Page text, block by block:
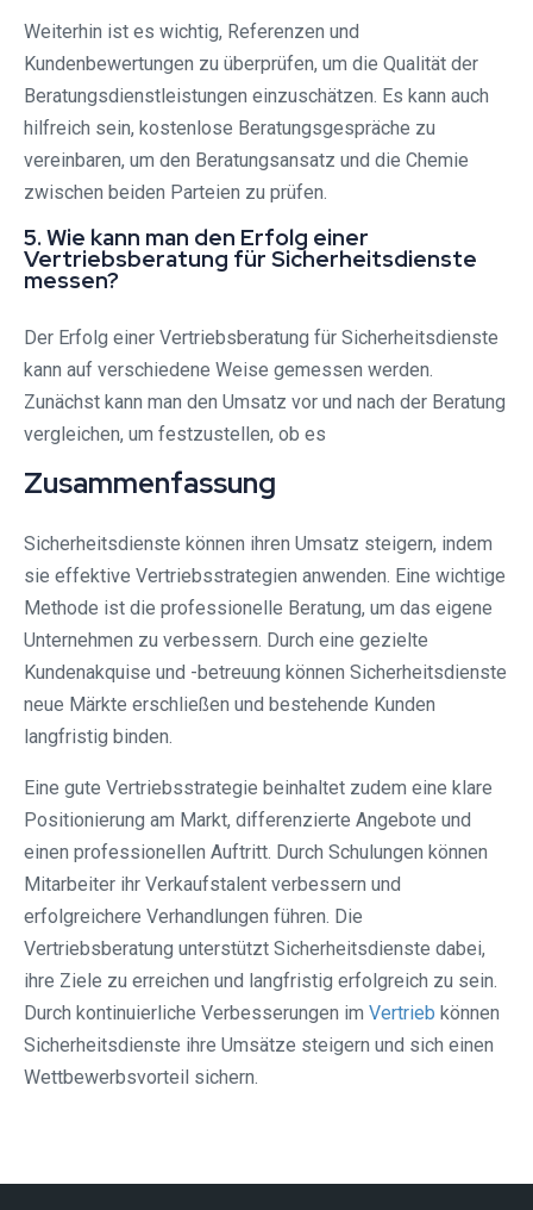
Weiterhin ist es wichtig, Referenzen und
Kundenbewertungen zu überprüfen, um die Qualität der
Beratungsdienstleistungen einzuschätzen. Es kann auch
hilfreich sein, kostenlose Beratungsgespräche zu
vereinbaren, um den Beratungsansatz und die Chemie
zwischen beiden Parteien zu prüfen.
5. Wie kann man den Erfolg einer
Vertriebsberatung für Sicherheitsdienste
messen?
Der Erfolg einer Vertriebsberatung für Sicherheitsdienste
kann auf verschiedene Weise gemessen werden.
Zunächst kann man den Umsatz vor und nach der Beratung
vergleichen, um festzustellen, ob es
Zusammenfassung
Sicherheitsdienste können ihren Umsatz steigern, indem
sie effektive Vertriebsstrategien anwenden. Eine wichtige
Methode ist die professionelle Beratung, um das eigene
Unternehmen zu verbessern. Durch eine gezielte
Kundenakquise und -betreuung können Sicherheitsdienste
neue Märkte erschließen und bestehende Kunden
langfristig binden.
Eine gute Vertriebsstrategie beinhaltet zudem eine klare
Positionierung am Markt, differenzierte Angebote und
einen professionellen Auftritt. Durch Schulungen können
Mitarbeiter ihr Verkaufstalent verbessern und
erfolgreichere Verhandlungen führen. Die
Vertriebsberatung unterstützt Sicherheitsdienste dabei,
ihre Ziele zu erreichen und langfristig erfolgreich zu sein.
Durch kontinuierliche Verbesserungen im Vertrieb können
Sicherheitsdienste ihre Umsätze steigern und sich einen
Wettbewerbsvorteil sichern.